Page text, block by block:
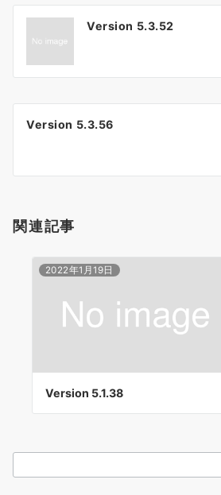
ン
Version 5.3.52
Version 5.3.56
関連記事
2022年1月19日
Version 5.1.38
索